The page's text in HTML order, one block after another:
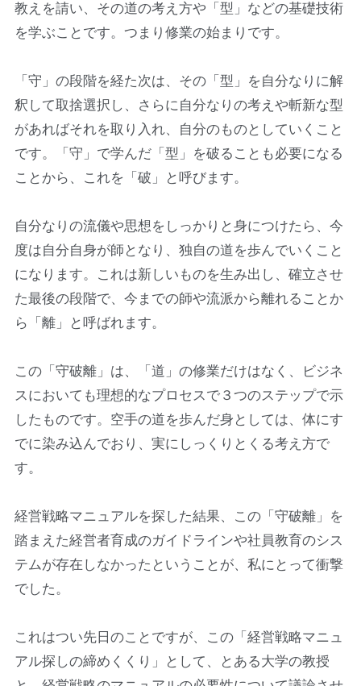
教えを請い、その道の考え方や「型」などの基礎技術
を学ぶことです。つまり修業の始まりです。
「守」の段階を経た次は、その「型」を自分なりに解
釈して取捨選択し、さらに自分なりの考えや斬新な型
があればそれを取り入れ、自分のものとしていくこと
です。「守」で学んだ「型」を破ることも必要になる
ことから、これを「破」と呼びます。
自分なりの流儀や思想をしっかりと身につけたら、今
度は自分自身が師となり、独自の道を歩んでいくこと
になります。これは新しいものを生み出し、確立させ
た最後の段階で、今までの師や流派から離れることか
ら「離」と呼ばれます。
この「守破離」は、「道」の修業だけはなく、ビジネ
スにおいても理想的なプロセスで３つのステップで示
したものです。空手の道を歩んだ身としては、体にす
でに染み込んでおり、実にしっくりとくる考え方で
す。
経営戦略マニュアルを探した結果、この「守破離」を
踏まえた経営者育成のガイドラインや社員教育のシス
テムが存在しなかったということが、私にとって衝撃
でした。
これはつい先日のことですが、この「経営戦略マニュ
アル探しの締めくくり」として、とある大学の教授